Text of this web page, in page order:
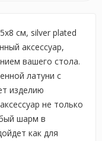
см, silver plated
аксессуар,
вашего стола.
латуни с
изделию
не только
шарм в
как для